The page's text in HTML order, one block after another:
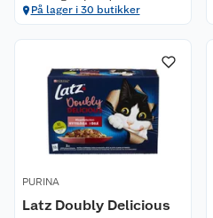
På lager i 30 butikker
PURINA
Latz Doubly Delicious